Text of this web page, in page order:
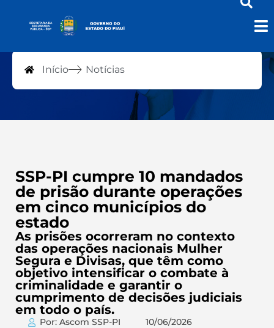
Notícias
Início Notícias
SSP-PI cumpre 10 mandados
de prisão durante operações
em cinco municípios do
estado
As prisões ocorreram no contexto
das operações nacionais Mulher
Segura e Divisas, que têm como
objetivo intensificar o combate à
criminalidade e garantir o
cumprimento de decisões judiciais
em todo o país.
Por: Ascom SSP-PI 10/06/2026